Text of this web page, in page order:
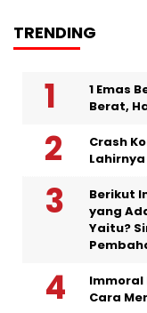
TRENDING
1 Emas
Berat,
Crash
Berikut
yang
Yaitu?
Immoral
Cara